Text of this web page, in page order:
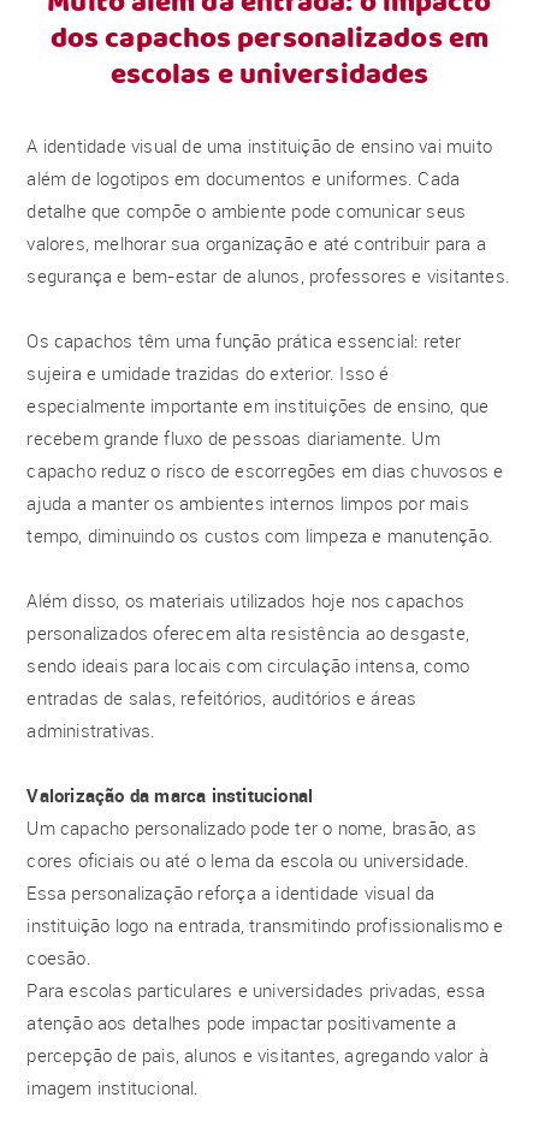
dos capachos personalizados em
escolas e universidades
A identidade visual de uma instituição de ensino vai muito
além de logotipos em documentos e uniformes. Cada
detalhe que compõe o ambiente pode comunicar seus
valores, melhorar sua organização e até contribuir para a
segurança e bem-estar de alunos, professores e visitantes.
Os capachos têm uma função prática essencial: reter
sujeira e umidade trazidas do exterior. Isso é
especialmente importante em instituições de ensino, que
recebem grande fluxo de pessoas diariamente. Um
capacho reduz o risco de escorregões em dias chuvosos e
ajuda a manter os ambientes internos limpos por mais
tempo, diminuindo os custos com limpeza e manutenção.
Além disso, os materiais utilizados hoje nos capachos
personalizados oferecem alta resistência ao desgaste,
sendo ideais para locais com circulação intensa, como
entradas de salas, refeitórios, auditórios e áreas
administrativas.
Valorização da marca institucional
Um capacho personalizado pode ter o nome, brasão, as
cores oficiais ou até o lema da escola ou universidade.
Essa personalização reforça a identidade visual da
instituição logo na entrada, transmitindo profissionalismo e
coesão.
Para escolas particulares e universidades privadas, essa
atenção aos detalhes pode impactar positivamente a
percepção de pais, alunos e visitantes, agregando valor à
imagem institucional.